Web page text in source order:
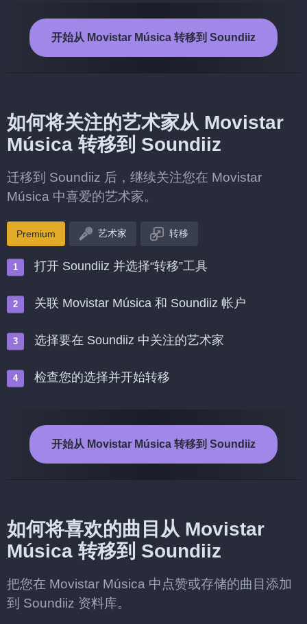
开始从 Movistar Música 转移到 Soundiiz
如何将关注的艺术家从 Movistar
Música 转移到 Soundiiz
迁移到 Soundiiz 后，继续关注您在 Movistar
Música 中喜爱的艺术家。
Premium 艺术家 转移
打开 Soundiiz 并选择“转移”工具
关联 Movistar Música 和 Soundiiz 帐户
选择要在 Soundiiz 中关注的艺术家
检查您的选择并开始转移
开始从 Movistar Música 转移到 Soundiiz
如何将喜欢的曲目从 Movistar
Música 转移到 Soundiiz
把您在 Movistar Música 中点赞或存储的曲目添加
到 Soundiiz 资料库。